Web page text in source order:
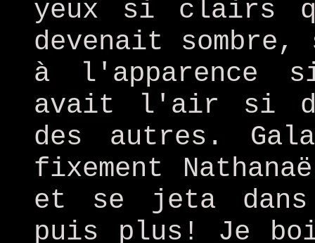
yeux si clairs
devenait
à l'apparence si
avait l'air si
des autres.
fixement
et se jeta
puis plus! Je